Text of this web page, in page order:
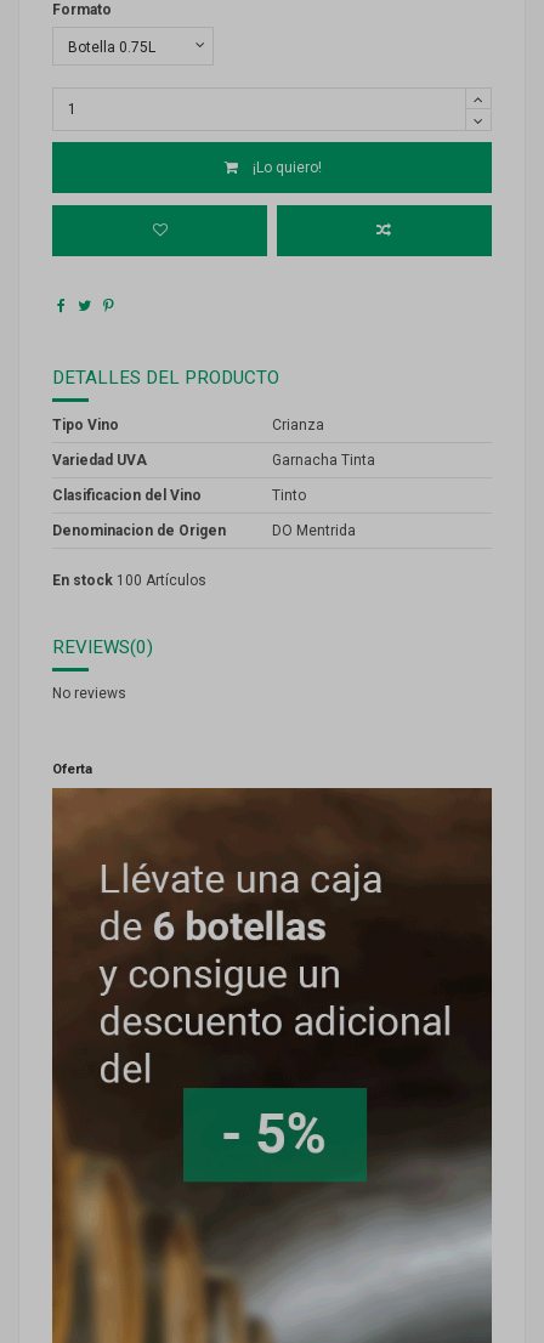
Formato
¡Lo quiero!
DETALLES DEL PRODUCTO
Tipo Vino Crianza
Variedad UVA Garnacha Tinta
Clasificacion del Vino Tinto
Denominacion de Origen DO Mentrida
En stock 100 Artículos
REVIEWS(0)
No reviews
Oferta